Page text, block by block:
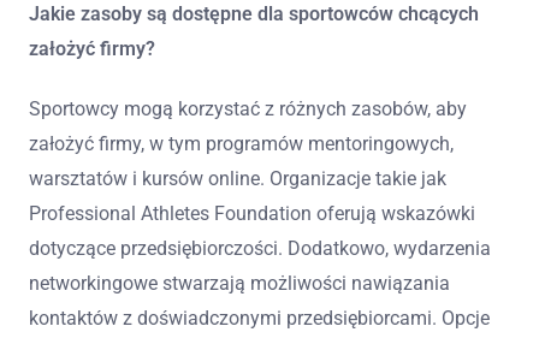
Jakie zasoby są dostępne dla sportowców chcących
założyć firmy?
Sportowcy mogą korzystać z różnych zasobów, aby
założyć firmy, w tym programów mentoringowych,
warsztatów i kursów online. Organizacje takie jak
Professional Athletes Foundation oferują wskazówki
dotyczące przedsiębiorczości. Dodatkowo, wydarzenia
networkingowe stwarzają możliwości nawiązania
kontaktów z doświadczonymi przedsiębiorcami. Opcje